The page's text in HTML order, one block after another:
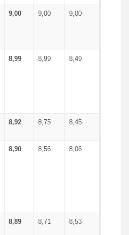
9,00 9,00 9,00
8,99 8,99 8,49
8,92 8,75 8,45
8,90 8,56 8,06
8,89 8,71 8,53